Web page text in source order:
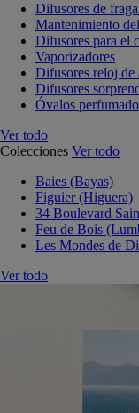
Difusores de
Mantenimiento del
Difusores para el
Vaporizadores
Difusores reloj de
Difusores
Óvalos
Ver todo
Colecciones Ver todo
Baies (Bayas)
Figuier (Higuera)
34 Boulevard
Feu de Bois
Les Mondes de
Ver todo